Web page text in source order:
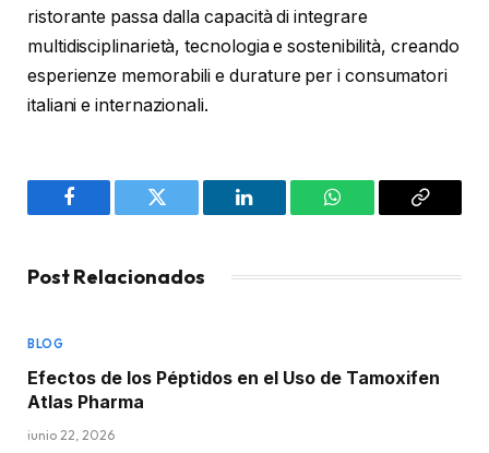
ristorante passa dalla capacità di integrare
multidisciplinarietà, tecnologia e sostenibilità, creando
esperienze memorabili e durature per i consumatori
italiani e internazionali.
Facebook Twitter LinkedIn WhatsAppCopy
Post Relacionados
BLOG
Efectos de los Péptidos en el Uso de Tamoxifen
Atlas Pharma
junio 22, 2026